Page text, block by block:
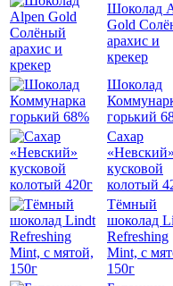
Шоколад
Gold
арахис и
крекер
Шоколад
горький
Сахар
«Невский»
кусковой
колотый
Тёмный
шоколад
Refreshing
Mint, с
150г